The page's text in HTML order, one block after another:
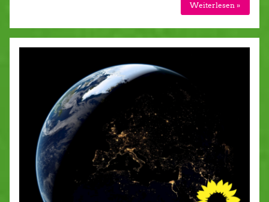
Weiterlesen »